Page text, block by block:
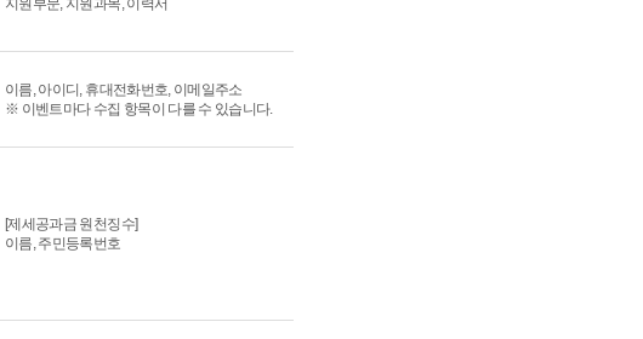
지원부문, 지원과목, 이력서
이름, 아이디, 휴대전화번호, 이메일주소
※ 이벤트마다 수집 항목이 다를 수 있습니다.
[제세공과금 원천징수]
이름, 주민등록번호